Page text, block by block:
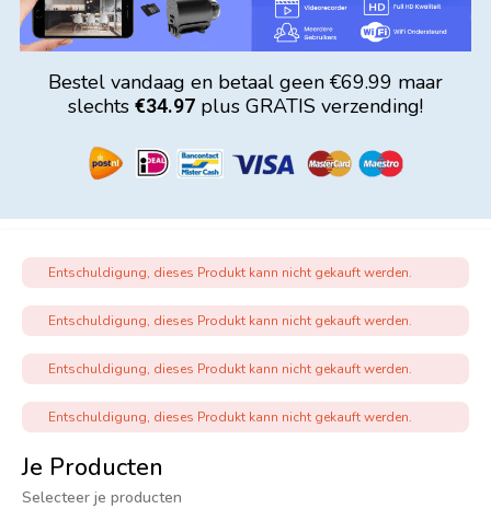
Bestel vandaag en betaal geen €69.99 maar
slechts €34.97 plus GRATIS verzending!
Entschuldigung, dieses Produkt kann nicht gekauft werden.
Entschuldigung, dieses Produkt kann nicht gekauft werden.
Entschuldigung, dieses Produkt kann nicht gekauft werden.
Entschuldigung, dieses Produkt kann nicht gekauft werden.
Je Producten
Selecteer je producten